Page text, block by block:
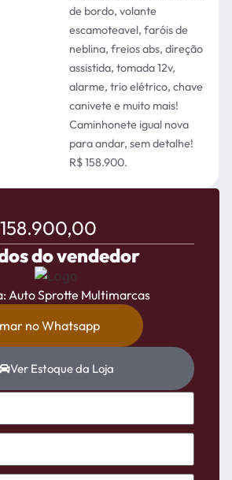
de bordo, volante
escamoteavel, faróis de
neblina, freios abs, direção
assistida, tomada 12v,
alarme, trio elétrico, chave
canivete e muito mais!
Caminhonete igual nova
para andar, sem detalhe!
R$ 158.900.
do vendedor
Auto Sprotte Multimarcas
no Whatsapp
Ver Estoque da Loja